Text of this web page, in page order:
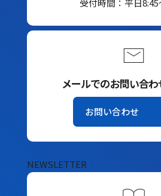
受付時間：平日8:45
メールでのお問い合
お問い合わせ
NEWSLETTER